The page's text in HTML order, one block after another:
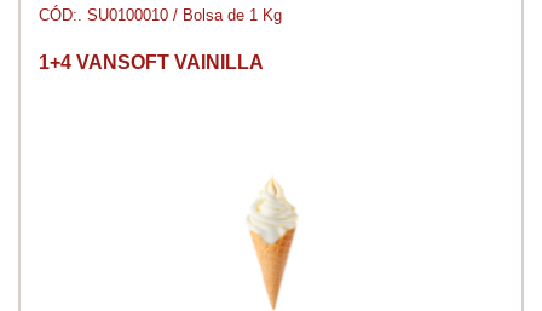
CÓD:. SU0100010 / Bolsa de 1 Kg
1+4 VANSOFT VAINILLA